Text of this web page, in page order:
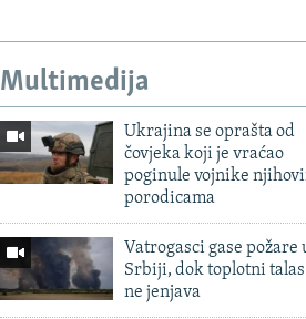
Multimedija
Ukrajina se oprašta od
čovjeka koji je vraćao
poginule vojnike
porodicama
Vatrogasci gase požare
Srbiji, dok toplotni talas
ne jenjava